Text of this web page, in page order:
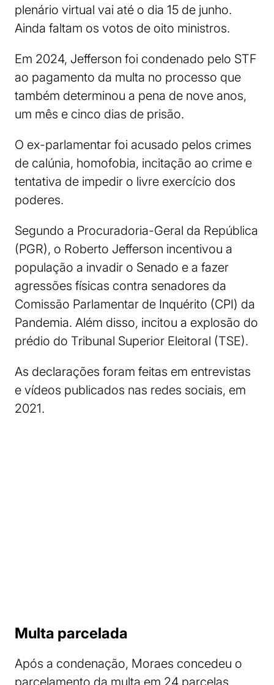
plenário virtual vai até o dia 15 de junho.
Ainda faltam os votos de oito ministros.
Em 2024, Jefferson foi condenado pelo STF
ao pagamento da multa no processo que
também determinou a pena de nove anos,
um mês e cinco dias de prisão.
O ex-parlamentar foi acusado pelos crimes
de calúnia, homofobia, incitação ao crime e
tentativa de impedir o livre exercício dos
poderes.
Segundo a Procuradoria-Geral da República
(PGR), o Roberto Jefferson incentivou a
população a invadir o Senado e a fazer
agressões físicas contra senadores da
Comissão Parlamentar de Inquérito (CPI) da
Pandemia. Além disso, incitou a explosão do
prédio do Tribunal Superior Eleitoral (TSE).
As declarações foram feitas em entrevistas
e vídeos publicados nas redes sociais, em
2021.
Multa parcelada
Após a condenação, Moraes concedeu o
parcelamento da multa em 24 parcelas